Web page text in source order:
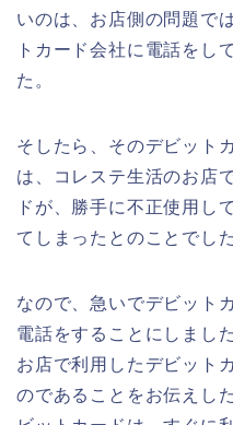
いのは、お店側の問題で
トカード会社に電話をし
た。
そしたら、そのデビット
は、コレステ生活のお店
ドが、勝手に不正使用し
てしまったとのことでした
なので、急いでデビット
電話をすることにしまし
お店で利用したデビット
のであることをお伝えし